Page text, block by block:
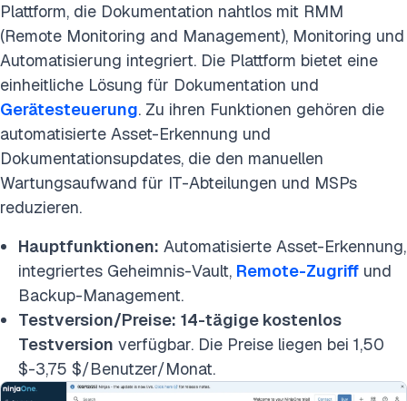
Plattform, die Dokumentation nahtlos mit RMM
(Remote Monitoring and Management), Monitoring und
Automatisierung integriert. Die Plattform bietet eine
einheitliche Lösung für Dokumentation und
Gerätesteuerung. Zu ihren Funktionen gehören die
automatisierte Asset-Erkennung und
Dokumentationsupdates, die den manuellen
Wartungsaufwand für IT-Abteilungen und MSPs
reduzieren.
Hauptfunktionen: Automatisierte Asset-Erkennung,
integriertes Geheimnis-Vault, Remote-Zugriff und
Backup-Management.
Testversion/Preise: 14-tägige kostenlos
Testversion verfügbar. Die Preise liegen bei 1,50
$-3,75 $/Benutzer/Monat.